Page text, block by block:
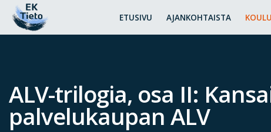
ETUSIVU AJANKOHTAISTA
ALV-trilogia, osa II:
palvelukaupan ALV